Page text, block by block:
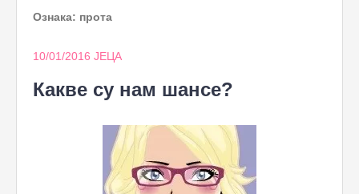
Ознака: прота
10/01/2016 ЈЕЦА
Какве су нам шансе?